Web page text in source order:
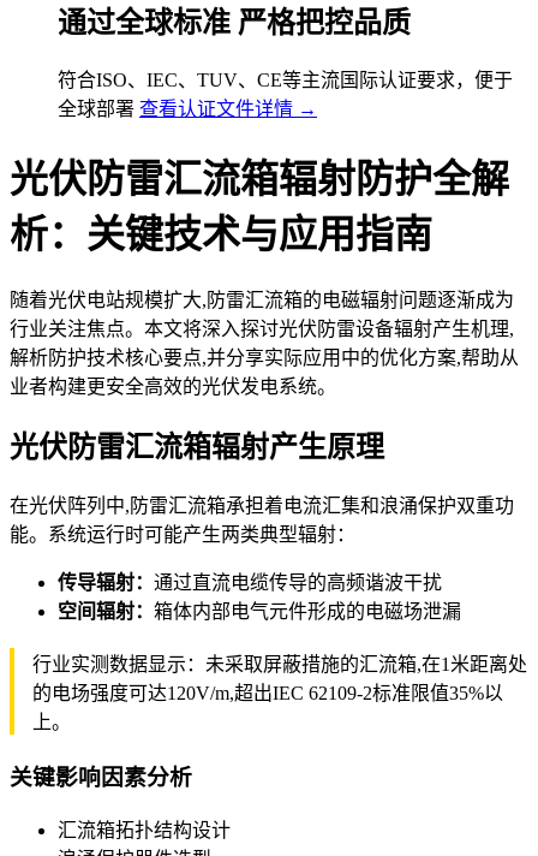
通过全球标准 严格把控品质
符合ISO、IEC、TUV、CE等主流国际认证要求，便于
全球部署 查看认证文件详情 →
光伏防雷汇流箱辐射防护全解
析：关键技术与应用指南
随着光伏电站规模扩大,防雷汇流箱的电磁辐射问题逐渐成为
行业关注焦点。本文将深入探讨光伏防雷设备辐射产生机理,
解析防护技术核心要点,并分享实际应用中的优化方案,帮助从
业者构建更安全高效的光伏发电系统。
光伏防雷汇流箱辐射产生原理
在光伏阵列中,防雷汇流箱承担着电流汇集和浪涌保护双重功
能。系统运行时可能产生两类典型辐射：
传导辐射： 通过直流电缆传导的高频谐波干扰
空间辐射： 箱体内部电气元件形成的电磁场泄漏
行业实测数据显示：未采取屏蔽措施的汇流箱,在1米距离处
的电场强度可达120V/m,超出IEC 62109-2标准限值35%以
上。
关键影响因素分析
汇流箱拓扑结构设计